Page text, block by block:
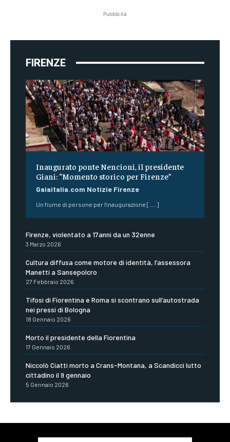
Pubblicità
FIRENZE
Inaugurato ponte Nencioni, il presidente
Giani: “Momento storico per Firenze”
Gaiaitalia.com Notizie Firenze
Un fiume di persone per l'inaugurazione [.....]
Firenze, violentato a 17anni da un 32enne
3 Marzo 2026
Cultura diffusa come motore di identità, l’assessora
Manetti a Sansepolcro
27 Febbraio 2026
Tifosi di Fiorentina e Roma si scontrano sull’autostrada
nei pressi di Bologna
18 Gennaio 2026
Morto il presidente della Fiorentina
17 Gennaio 2026
Niccolò Ciatti morto a Crans-Montana, a Scandicci lutto
cittadino il 9 gennaio
5 Gennaio 2026